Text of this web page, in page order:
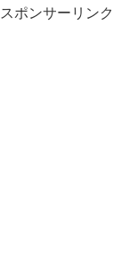
スポンサーリンク